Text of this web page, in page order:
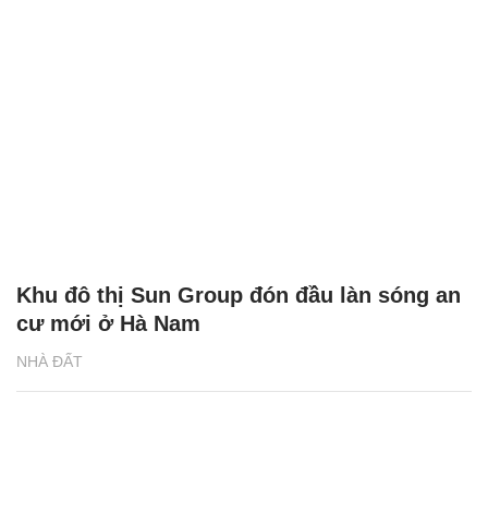
NHÀ ĐẤT
Khu đô thị Sun Group đón đầu làn sóng an
cư mới ở Hà Nam